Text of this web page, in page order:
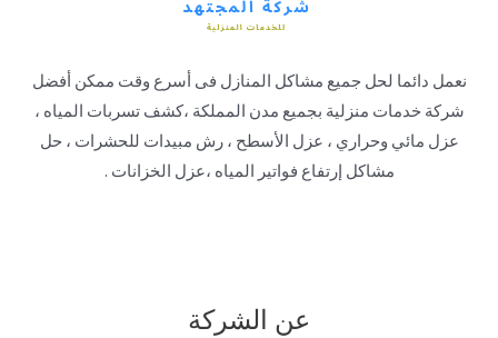
نعمل دائما لحل جميع مشاكل المنازل فى أسرع وقت ممكن أفضل
شركة خدمات منزلية بجميع مدن المملكة ،كشف تسربات المياه ،
عزل مائي وحراري ، عزل الأسطح ، رش مبيدات للحشرات ، حل
مشاكل إرتفاع فواتير المياه ،عزل الخزانات .
عن الشركة